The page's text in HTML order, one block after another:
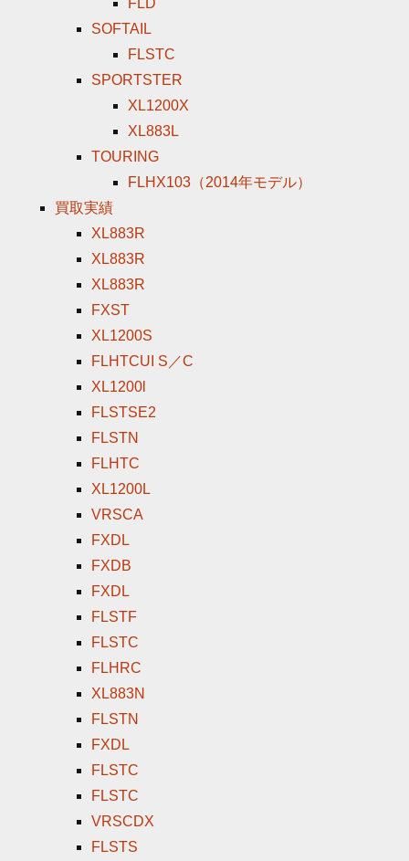
FLD
SOFTAIL
FLSTC
SPORTSTER
XL1200X
XL883L
TOURING
FLHX103（2014年モデル）
買取実績
XL883R
XL883R
XL883R
FXST
XL1200S
FLHTCUI S／C
XL1200l
FLSTSE2
FLSTN
FLHTC
XL1200L
VRSCA
FXDL
FXDB
FXDL
FLSTF
FLSTC
FLHRC
XL883N
FLSTN
FXDL
FLSTC
FLSTC
VRSCDX
FLSTS